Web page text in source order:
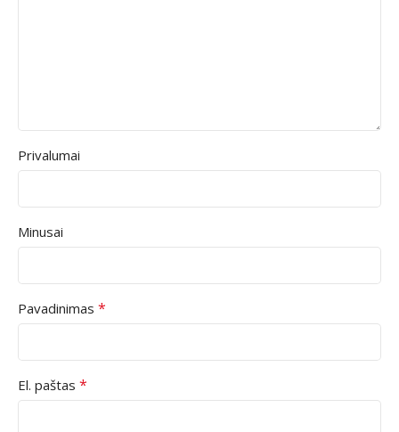
Privalumai
Minusai
Pavadinimas *
El. paštas *